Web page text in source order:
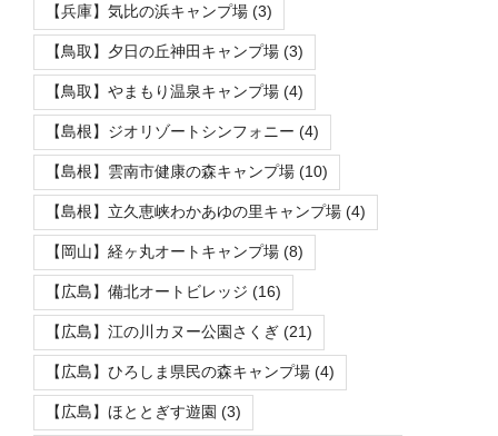
【兵庫】気比の浜キャンプ場 (3)
【鳥取】夕日の丘神田キャンプ場 (3)
【鳥取】やまもり温泉キャンプ場 (4)
【島根】ジオリゾートシンフォニー (4)
【島根】雲南市健康の森キャンプ場 (10)
【島根】立久恵峡わかあゆの里キャンプ場 (4)
【岡山】経ヶ丸オートキャンプ場 (8)
【広島】備北オートビレッジ (16)
【広島】江の川カヌー公園さくぎ (21)
【広島】ひろしま県民の森キャンプ場 (4)
【広島】ほととぎす遊園 (3)